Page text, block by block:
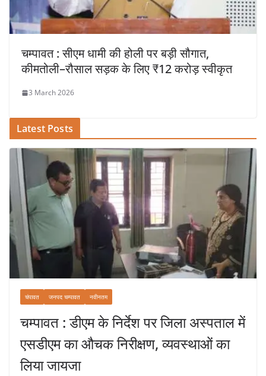
चम्पावत : सीएम धामी की होली पर बड़ी सौगात,
कीमतोली–रौसाल सड़क के लिए ₹12 करोड़ स्वीकृत
3 March 2026
Latest Posts
चंपावत जनपद चम्पावत नवीनतम
चम्पावत : डीएम के निर्देश पर जिला अस्पताल में
एसडीएम का औचक निरीक्षण, व्यवस्थाओं का
लिया जायजा